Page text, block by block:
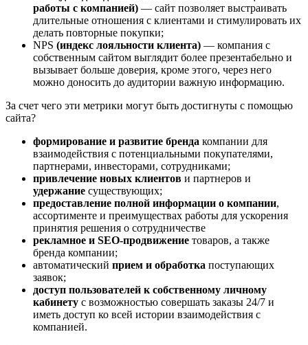
работы с компанией) — сайт позволяет выстраивать
длительные отношения с клиентами и стимулировать их
делать повторные покупки;
NPS (индекс лояльности клиента) — компания с
собственным сайтом выглядит более презентабельно и
вызывает больше доверия, кроме этого, через него
можно доносить до аудитории важную информацию.
За счет чего эти метрики могут быть достигнуты с помощью
сайта?
формирование и развитие бренда компании для
взаимодействия с потенциальными покупателями,
партнерами, инвесторами, сотрудниками;
привлечение новых клиентов и партнеров и
удержание существующих;
предоставление полной информации о компании,
ассортименте и преимуществах работы для ускорения
принятия решения о сотрудничестве
рекламное и SEO-продвижение товаров, а также
бренда компании;
автоматический прием и обработка поступающих
заявок;
доступ пользователей к собственному личному
кабинету с возможностью совершать заказы 24/7 и
иметь доступ ко всей истории взаимодействия с
компанией.